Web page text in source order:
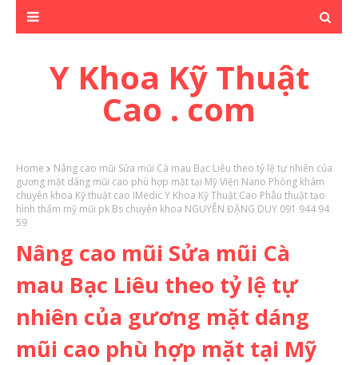
Y Khoa Kỹ Thuật
Cao . com
Home
Nâng cao mũi Sửa mũi Cà mau Bạc Liêu theo tỷ lệ tự nhiên của
gương mặt dáng mũi cao phù hợp mặt tại Mỹ Viện Nano Phòng khám
chuyên khoa Kỹ thuật cao IMedic Y Khoa Kỹ Thuật Cao Phẫu thuật tạo
hình thẩm mỹ mũi pk Bs chuyên khoa NGUYỄN ĐẶNG DUY 091 944 94
59
Nâng cao mũi Sửa mũi Cà
mau Bạc Liêu theo tỷ lệ tự
nhiên của gương mặt dáng
mũi cao phù hợp mặt tại Mỹ